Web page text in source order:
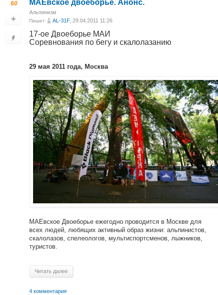
60 МАЁвское двоеборье. Анонс.
Альпинизм
Пишет AL-31F, 29.04.2011 11:26
17-ое Двоеборье МАИ
Соревнования по бегу и скалолазанию
29 мая 2011 года, Москва
МАЕвское Двоеборье ежегодно проводится в Москве для
всех людей, любящих активный образ жизни: альпинистов,
скалолазов, спелеологов, мультиспортсменов, лыжников,
туристов.
Читать далее
4 комментария